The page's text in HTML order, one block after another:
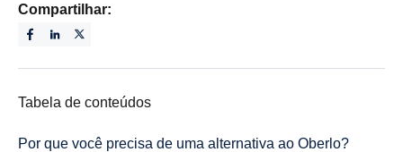
Compartilhar:
Tabela de conteúdos
Por que você precisa de uma alternativa ao Oberlo?